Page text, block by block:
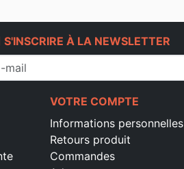
S'INSCRIRE À LA NEWSLETTER
VOTRE COMPTE
Informations personnelles
Retours produit
Commandes